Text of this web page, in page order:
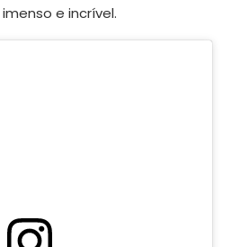
e incrível.